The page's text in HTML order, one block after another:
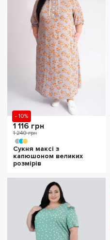
- 10%
1 116 грн
1 240 грн
Сукня максі з
капюшоном великих
розмірів